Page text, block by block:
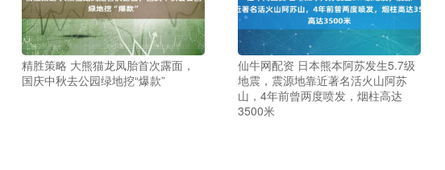
精胜策略 大熊猫龙凤胎首次露面，
国庆中秋去公园绿地挖“爆款”
仙牛网配资 日本熊本阿苏发生5.7级
地震，震源地靠近著名活火山阿苏
山，4年前曾两度喷发，烟柱高达
3500米